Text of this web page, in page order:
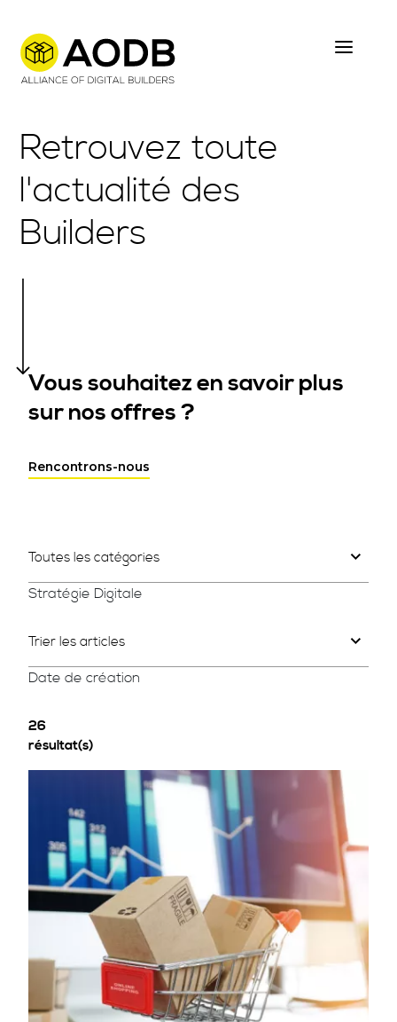
Retrouvez toute
l'actualité des
Builders
Vous souhaitez en savoir plus
sur nos offres ?
Rencontrons-nous
Toutes les catégories
Stratégie Digitale
Trier les articles
Date de création
26
résultat(s)